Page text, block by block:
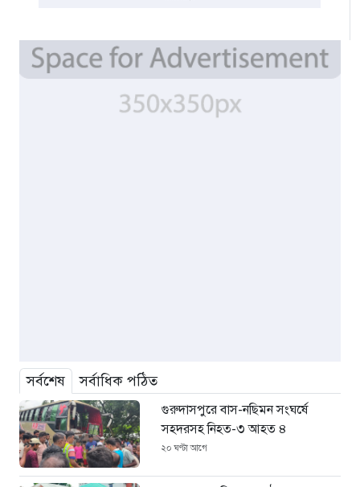
সর্বশেষ সর্বাধিক পঠিত
গুরুদাসপুরে বাস-নছিমন সংঘর্ষে
সহদরসহ নিহত-৩ আহত ৪
২০ ঘণ্টা আগে